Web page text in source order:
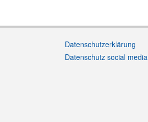
Datenschutzerklärung
Datenschutz social media